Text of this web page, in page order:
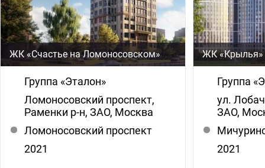
ЖК «Счастье на Ломоносовском»
Группа «Эталон»
Ломоносовский проспект,
Раменки р-н, ЗАО, Москва
Ломоносовский проспект
2021
ЖК «Крылья»
Группа
ул.
ЗАО,
2021